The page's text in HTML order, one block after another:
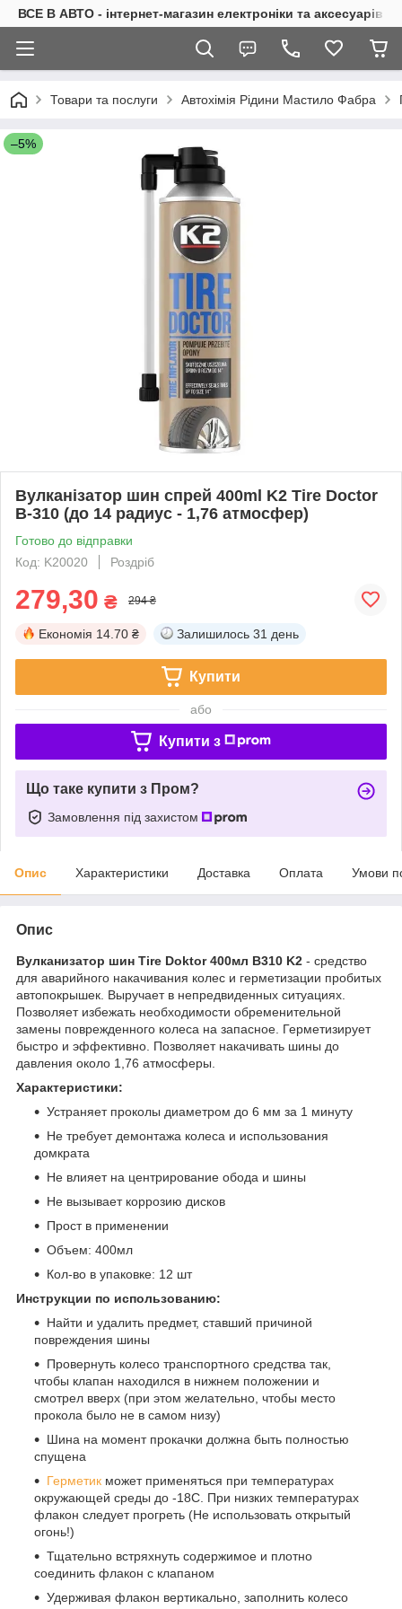
ВСЕ В АВТО - інтернет-магазин електроніки та аксесуарів в
Товари та послуги Автохімія Рідини Мастило Фабра
–5%
Вулканізатор шин спрей 400ml K2 Tire Doctor
B-310 (до 14 радиус - 1,76 атмосфер)
Готово до відправки
Код: K20020
Роздріб
279,30 ₴ 294 ₴
Економія 14.70 ₴ Залишилось 31 день
Купити
або
Купити з
Що таке купити з Пром?
Замовлення під захистом
Опис Характеристики Доставка Оплата Умови
Опис
Вулканизатор шин Tire Doktor 400мл B310 K2 - средство
для аварийного накачивания колес и герметизации пробитых
автопокрышек. Выручает в непредвиденных ситуациях.
Позволяет избежать необходимости обременительной
замены поврежденного колеса на запасное. Герметизирует
быстро и эффективно. Позволяет накачивать шины до
давления около 1,76 атмосферы.
Характеристики:
Устраняет проколы диаметром до 6 мм за 1 минуту
Не требует демонтажа колеса и использования
домкрата
Не влияет на центрирование обода и шины
Не вызывает коррозию дисков
Прост в применении
Объем: 400мл
Кол-во в упаковке: 12 шт
Инструкции по использованию:
Найти и удалить предмет, ставший причиной
повреждения шины
Провернуть колесо транспортного средства так,
чтобы клапан находился в нижнем положении и
смотрел вверх (при этом желательно, чтобы место
прокола было не в самом низу)
Шина на момент прокачки должна быть полностью
спущена
Герметик может применяться при температурах
окружающей среды до -18C. При низких температурах
флакон следует прогреть (Не использовать открытый
огонь!)
Тщательно встряхнуть содержимое и плотно
соединить флакон с клапаном
Удерживая флакон вертикально, заполнить колесо